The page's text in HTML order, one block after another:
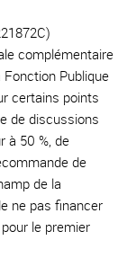
complémentaire
Publique
certains points
de discussions
à 50 %, de
de
de la
ne pas financer
le premier